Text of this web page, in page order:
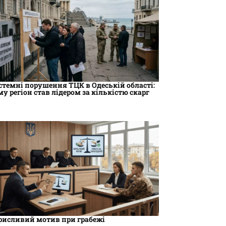
порушення ТЦК в Одеській області:
регіон став лідером за кількістю скарг
мотив при грабежі